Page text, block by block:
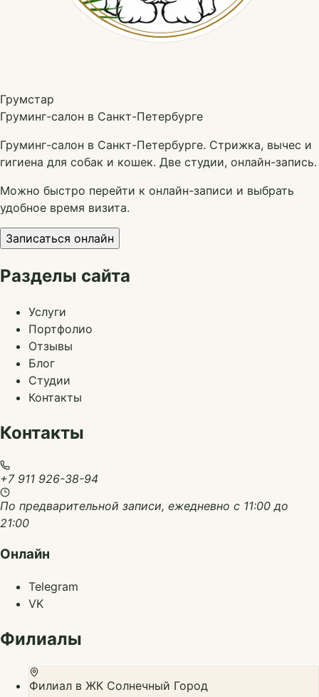
Грумстар
Груминг-салон в Санкт-Петербурге
Груминг-салон в Санкт-Петербурге. Стрижка, вычес и
гигиена для собак и кошек. Две студии, онлайн-запись.
Можно быстро перейти к онлайн-записи и выбрать
удобное время визита.
Записаться онлайн
Разделы сайта
Услуги
Портфолио
Отзывы
Блог
Студии
Контакты
Контакты
+7 911 926-38-94
По предварительной записи, ежедневно с 11:00 до
21:00
Онлайн
Telegram
VK
Филиалы
Филиал в ЖК Солнечный Город